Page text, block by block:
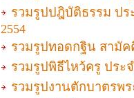
รวมรูปปฎิบัติธรรม ป
2554
รวมรูปทอดกฐิน สามัค
รวมรูปพิธีไหว้ครู ประ
รวมรูปงานตักบาตรพร